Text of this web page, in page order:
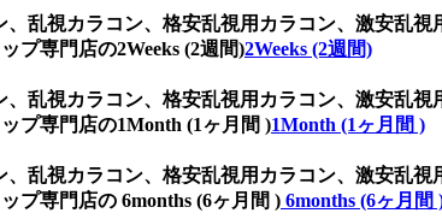
乱視カラコン、格安乱視用カラコン、激安乱
プ専門店の2Weeks (2週間)2Weeks (2週間)
乱視カラコン、格安乱視用カラコン、激安乱
プ専門店の1Month (1ヶ月間 )1Month (1ヶ月間 )
乱視カラコン、格安乱視用カラコン、激安乱
プ専門店の 6months (6ヶ月間 ) 6months (6ヶ月間